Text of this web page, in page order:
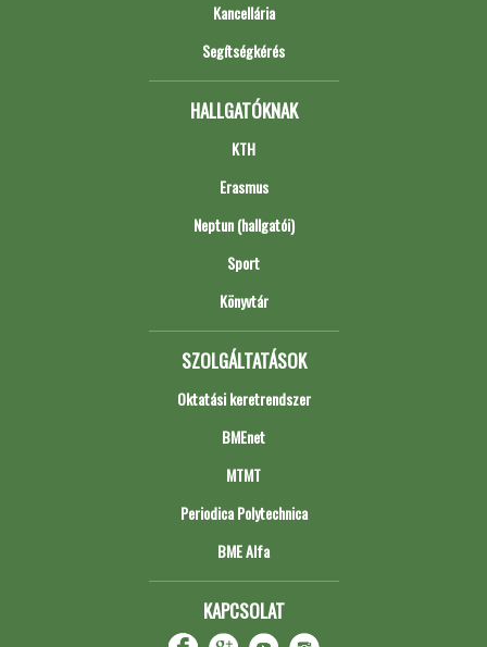
Kancellária
Segítségkérés
HALLGATÓKNAK
KTH
Erasmus
Neptun (hallgatói)
Sport
Könyvtár
SZOLGÁLTATÁSOK
Oktatási keretrendszer
BMEnet
MTMT
Periodica Polytechnica
BME Alfa
KAPCSOLAT